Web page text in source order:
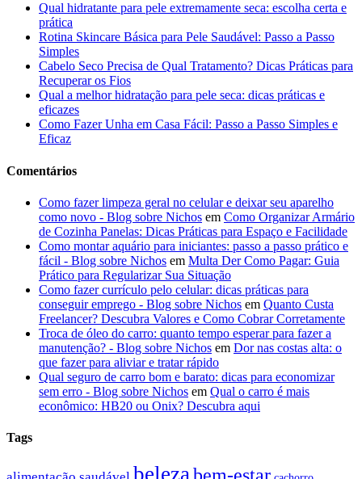
Qual hidratante para pele extremamente seca: escolha certa e
prática
Rotina Skincare Básica para Pele Saudável: Passo a Passo
Simples
Cabelo Seco Precisa de Qual Tratamento? Dicas Práticas para
Recuperar os Fios
Qual a melhor hidratação para pele seca: dicas práticas e
eficazes
Como Fazer Unha em Casa Fácil: Passo a Passo Simples e
Eficaz
Comentários
Como fazer limpeza geral no celular e deixar seu aparelho
como novo - Blog sobre Nichos em Como Organizar Armário
de Cozinha Panelas: Dicas Práticas para Espaço e Facilidade
Como montar aquário para iniciantes: passo a passo prático e
fácil - Blog sobre Nichos em Multa Der Como Pagar: Guia
Prático para Regularizar Sua Situação
Como fazer currículo pelo celular: dicas práticas para
conseguir emprego - Blog sobre Nichos em Quanto Custa
Freelancer? Descubra Valores e Como Cobrar Corretamente
Troca de óleo do carro: quanto tempo esperar para fazer a
manutenção? - Blog sobre Nichos em Dor nas costas alta: o
que fazer para aliviar e tratar rápido
Qual seguro de carro bom e barato: dicas para economizar
sem erro - Blog sobre Nichos em Qual o carro é mais
econômico: HB20 ou Onix? Descubra aqui
Tags